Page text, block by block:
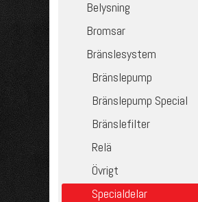
Belysning
Bromsar
Bränslesystem
Bränslepump
Bränslepump Special
Bränslefilter
Relä
Övrigt
Specialdelar